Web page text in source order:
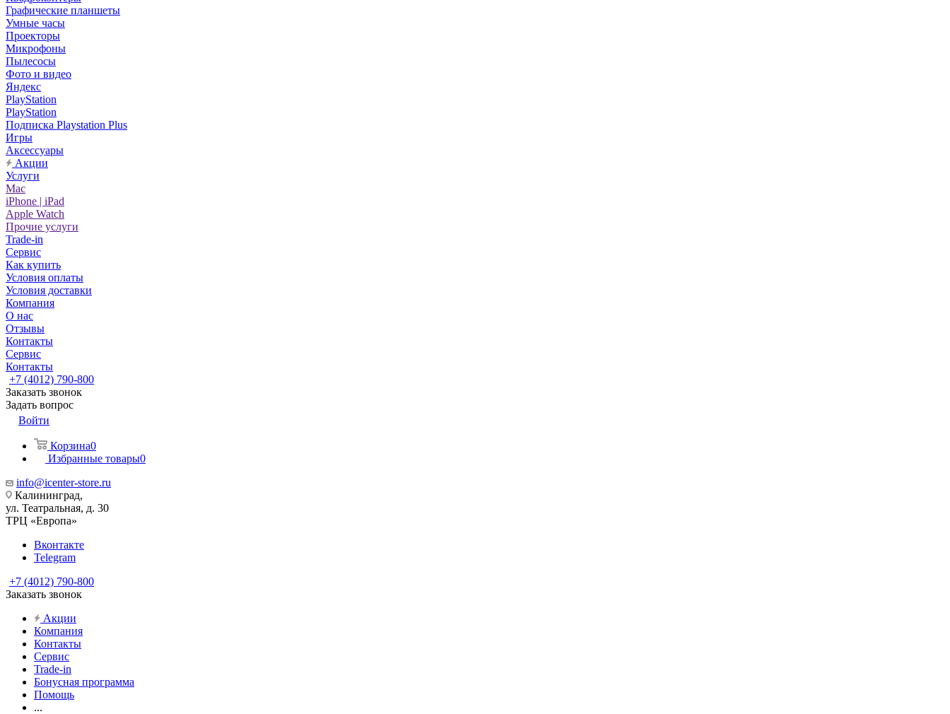
Графические планшеты
Умные часы
Проекторы
Микрофоны
Пылесосы
Фото и видео
Яндекс
PlayStation
PlayStation
Подписка Playstation Plus
Игры
Аксессуары
Акции
Услуги
Mac
iPhone | iPad
Apple Watch
Прочие услуги
Trade-in
Сервис
Как купить
Условия оплаты
Условия доставки
Компания
О нас
Отзывы
Контакты
Сервис
Контакты
+7 (4012) 790-800
Заказать звонок
Задать вопрос
Войти
Корзина0
Избранные товары0
info@icenter-store.ru
Калининград,
ул. Театральная, д. 30
ТРЦ «Европа»
Вконтакте
Telegram
+7 (4012) 790-800
Заказать звонок
Акции
Компания
Контакты
Сервис
Trade-in
Бонусная программа
Помощь
...